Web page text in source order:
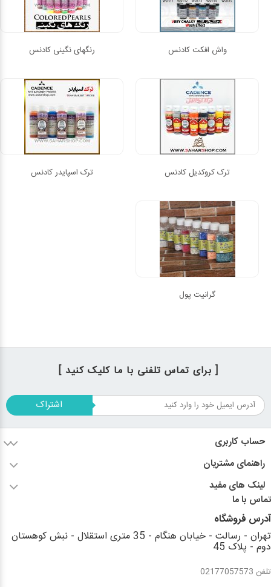
واش افکت کادنس رنگهای نگینی کادنس
ترک کروکدیل کادنس ترک اسپایدر کادنس
گرانیت پول
[ برای تماس تلفنی با ما کلیک کنید ]
اشتراک
حساب کاربری
راهنمای مشتریان
لینک های مفید
تماس با ما
آدرس فروشگاه
تهران - رسالت - خیابان هنگام - 35 متری استقلال - نبش کوهستان
دوم - پلاک 45
تلفن 02177057573